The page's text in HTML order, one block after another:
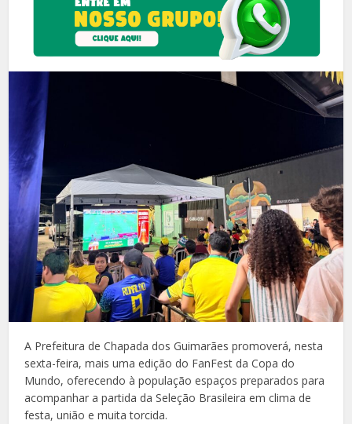
A Prefeitura de Chapada dos Guimarães promoverá, nesta
sexta-feira, mais uma edição do FanFest da Copa do
Mundo, oferecendo à população espaços preparados para
acompanhar a partida da Seleção Brasileira em clima de
festa, união e muita torcida.